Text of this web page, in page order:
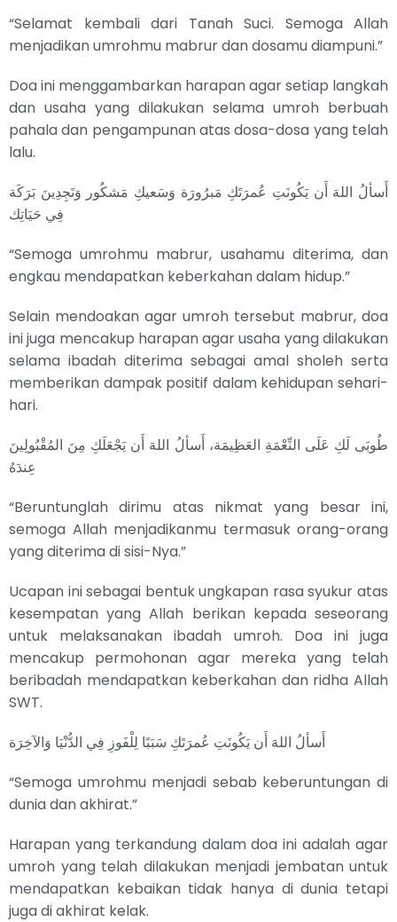
“Selamat kembali dari Tanah Suci. Semoga Allah
menjadikan umrohmu mabrur dan dosamu diampuni.”
Doa ini menggambarkan harapan agar setiap langkah
dan usaha yang dilakukan selama umroh berbuah
pahala dan pengampunan atas dosa-dosa yang telah
lalu.
أَسألُ اللهَ أَن يَكُونَتِ عُمرَتَكِ مَبرُورَة وَسَعيكِ مَشكُور وَتَجِدِينَ بَرَكَة
فِي حَيَاتِك
“Semoga umrohmu mabrur, usahamu diterima, dan
engkau mendapatkan keberkahan dalam hidup.”
Selain mendoakan agar umroh tersebut mabrur, doa
ini juga mencakup harapan agar usaha yang dilakukan
selama ibadah diterima sebagai amal sholeh serta
memberikan dampak positif dalam kehidupan sehari-
hari.
طُوبَى لَكِ عَلَى النِّعْمَةِ العَظِيمَة، أَسألُ اللهَ أَن يَجْعَلَكِ مِنَ المُقْبُولِينَ
عِندَهُ
“Beruntunglah dirimu atas nikmat yang besar ini,
semoga Allah menjadikanmu termasuk orang-orang
yang diterima di sisi-Nya.”
Ucapan ini sebagai bentuk ungkapan rasa syukur atas
kesempatan yang Allah berikan kepada seseorang
untuk melaksanakan ibadah umroh. Doa ini juga
mencakup permohonan agar mereka yang telah
beribadah mendapatkan keberkahan dan ridha Allah
SWT.
أَسألُ اللهَ أَن يَكُونَتِ عُمرَتَكِ سَبَبًا لِلْفَوزِ فِي الدُّنْيَا وَالآخِرَة
“Semoga umrohmu menjadi sebab keberuntungan di
dunia dan akhirat.”
Harapan yang terkandung dalam doa ini adalah agar
umroh yang telah dilakukan menjadi jembatan untuk
mendapatkan kebaikan tidak hanya di dunia tetapi
juga di akhirat kelak.